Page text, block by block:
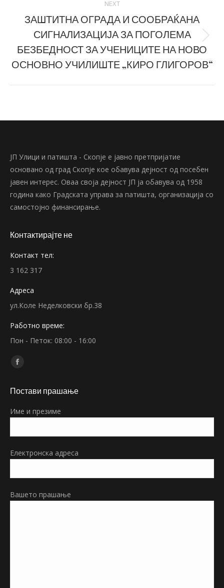
NEXT
Next
post:
ЗАШТИТНА ОГРАДА И СООБРАЌАНА
СИГНАЛИЗАЦИЈА ЗА ПОГОЛЕМА
БЕЗБЕДНОСТ ЗА УЧЕНИЦИТЕ НА НОВО
ОСНОВНО УЧИЛИШТЕ „КИРО ГЛИГОРОВ“
ЈП Улици и патишта - Скопје е јавно претпријатие
основано од град Скопје кое обавува дејност од посебен
јавен интерес. Оваа своја дејност ЈП ја обавува од 1958
година како Градската управа за патишта, организација со
самостојно финансирање.
Контактирајте не
Контакт тел:
3 162 317
Адреса
ул.Коле Неделковски бр.38
Работно време:
Пон - Петок: 08:00 - 16:00
Find us on:
Facebook
opens
new
Постави прашање
Име и презиме
Електронска адреса
Вашето прашање